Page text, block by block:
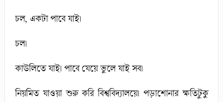
চল, একটা পাবে যাই।
চল।
কাউলিতে যাই। পাবে যেয়ে ভুলে যাই সব।
নিয়মিত যাওয়া শুরু করি বিশ্ববিদ্যালয়ে। পড়াশোনার ক্ষতিটুকু